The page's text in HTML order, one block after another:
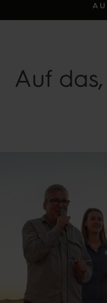
Auf